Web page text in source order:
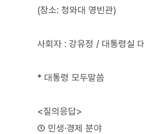
(장소: 청와대 영빈관)
사회자 : 강유정 / 대통령실
* 대통령 모두말씀
<질의응답>
① 민생·경제 분야